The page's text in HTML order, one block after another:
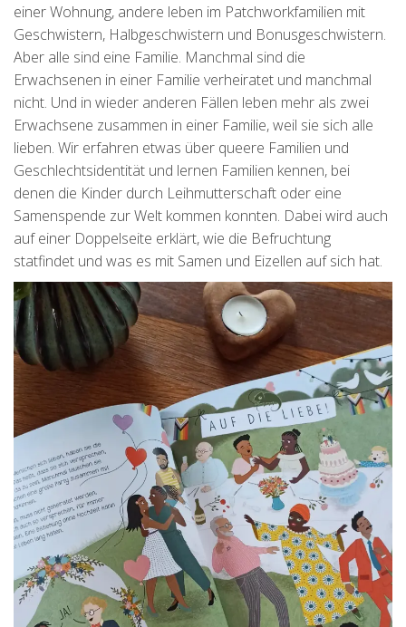
einer Wohnung, andere leben im Patchworkfamilien mit
Geschwistern, Halbgeschwistern und Bonusgeschwistern.
Aber alle sind eine Familie. Manchmal sind die
Erwachsenen in einer Familie verheiratet und manchmal
nicht. Und in wieder anderen Fällen leben mehr als zwei
Erwachsene zusammen in einer Familie, weil sie sich alle
lieben. Wir erfahren etwas über queere Familien und
Geschlechtsidentität und lernen Familien kennen, bei
denen die Kinder durch Leihmutterschaft oder eine
Samenspende zur Welt kommen konnten. Dabei wird auch
auf einer Doppelseite erklärt, wie die Befruchtung
statfindet und was es mit Samen und Eizellen auf sich hat.